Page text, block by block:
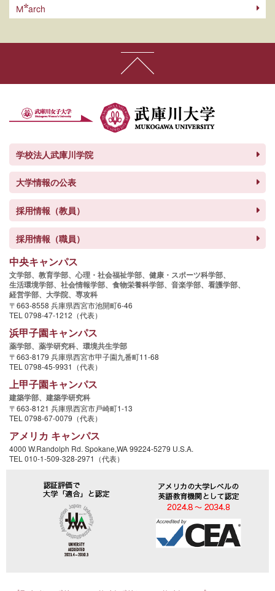
M arch
学校法人武庫川学院
大学情報の公表
採用情報（教員）
採用情報（職員）
中央キャンパス
文学部、 教育学部、 心理・社会福祉学部、 健康・スポーツ科学部、
生活環境学部、 社会情報学部、 食物栄養科学部、 音楽学部、 看護学部、
経営学部、 大学院、 専攻科
〒663-8558 兵庫県西宮市池開町6-46
TEL 0798-47-1212（代表）
浜甲子園キャンパス
薬学部、 薬学研究科、 環境共生学部
〒663-8179 兵庫県西宮市甲子園九番町11-68
TEL 0798-45-9931（代表）
上甲子園キャンパス
建築学部、 建築学研究科
〒663-8121 兵庫県西宮市戸崎町1-13
TEL 0798-67-0079（代表）
アメリカ キャンパス
4000 W.Randolph Rd. Spokane,WA 99224-5279 U.S.A.
TEL 010-1-509-328-2971（代表）